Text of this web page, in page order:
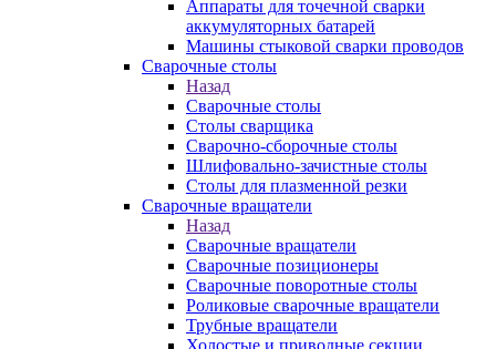
Аппараты для точечной сварки
аккумуляторных батарей
Машины стыковой сварки проводов
Сварочные столы
Назад
Сварочные столы
Столы сварщика
Сварочно-сборочные столы
Шлифовально-зачистные столы
Столы для плазменной резки
Сварочные вращатели
Назад
Сварочные вращатели
Сварочные позиционеры
Сварочные поворотные столы
Роликовые сварочные вращатели
Трубные вращатели
Холостые и приводные секции